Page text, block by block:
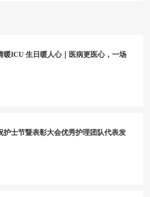
暖ICU 生日暖人心｜医病更医心，一场
护士节暨表彰大会优秀护理团队代表发